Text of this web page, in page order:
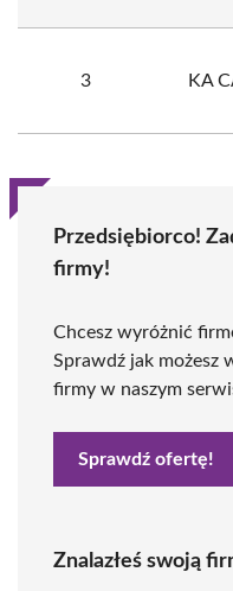
3 KA
Przedsiębiorco!
firmy!
Chcesz wyróżnić
Sprawdź jak możesz
firmy w naszym
Sprawdź ofertę!
Znalazłeś swoją